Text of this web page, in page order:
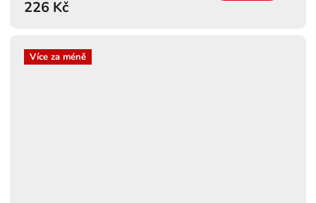
226 Kč
Více za méně